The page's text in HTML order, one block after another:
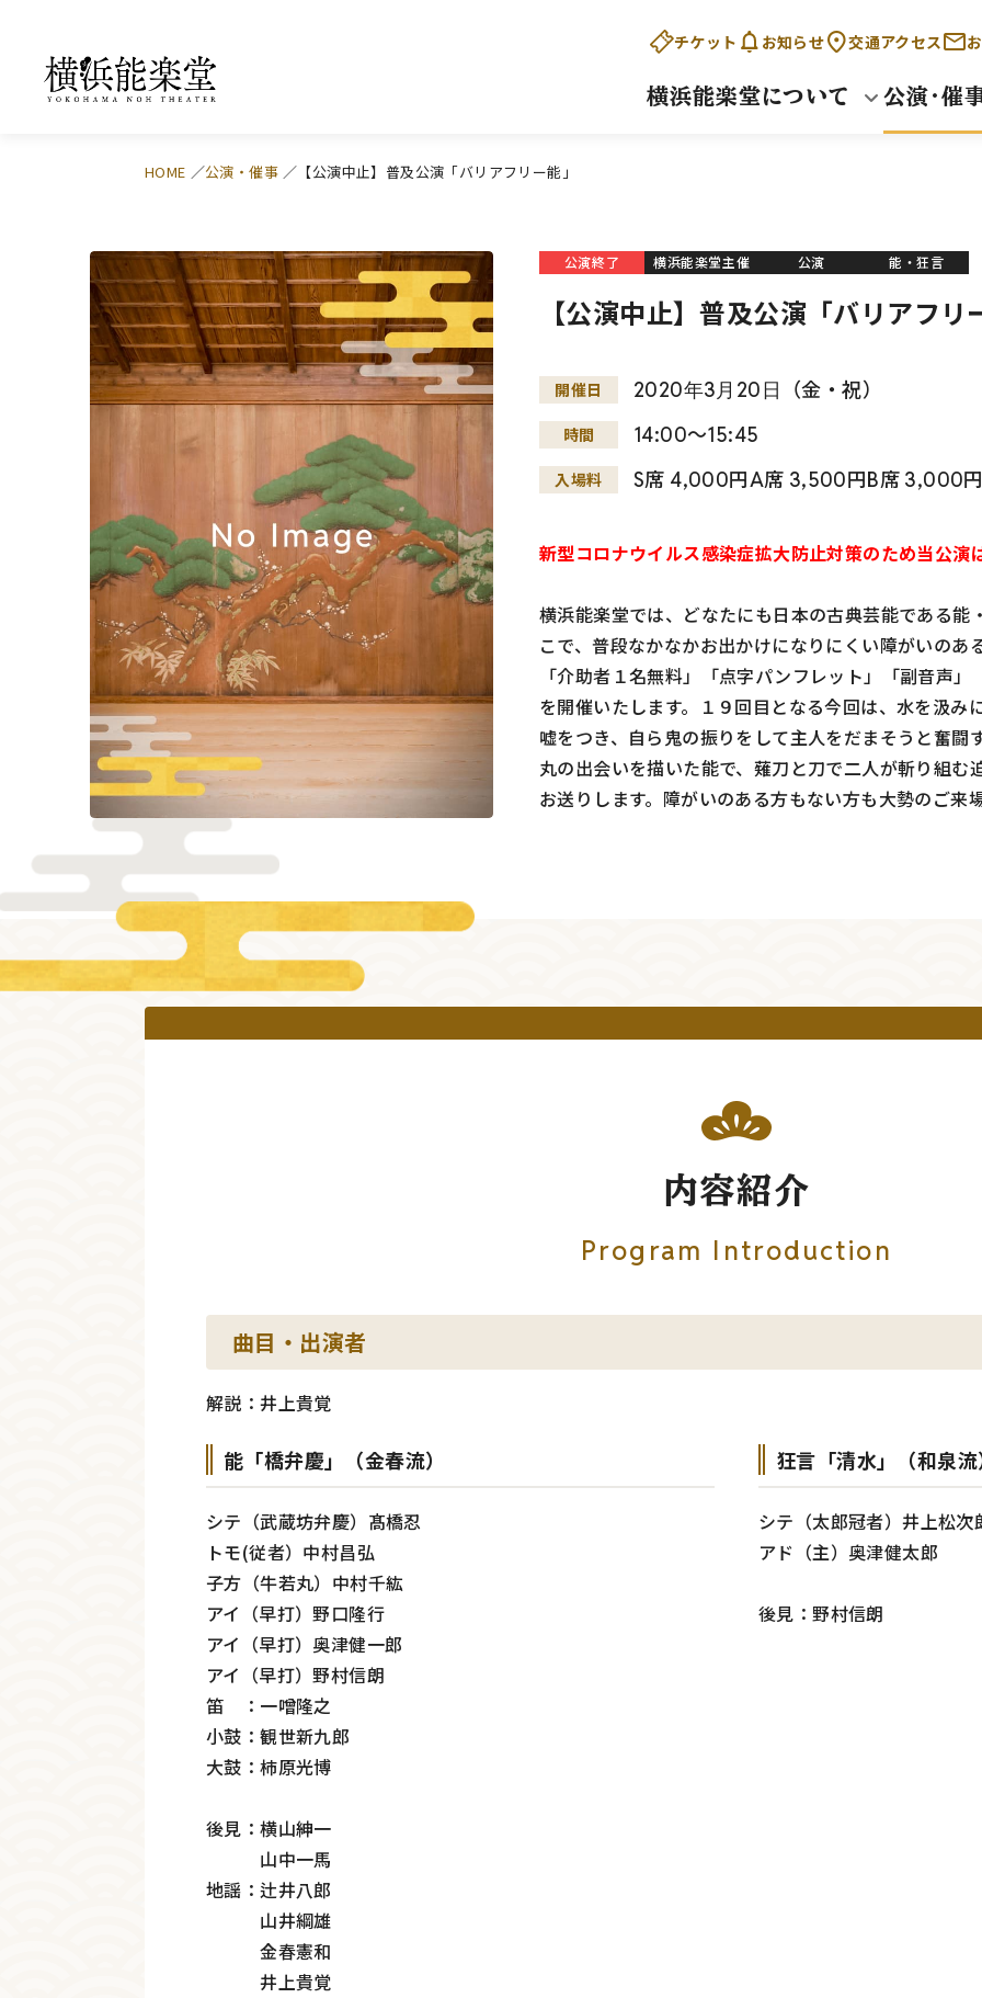
チケット お知らせ 交通アクセス
横浜能楽堂について 公演・催
HOME 公演・催事 【公演中止】普及公演「バリアフリー能」
公演終了 横浜能楽堂主催 公演 能・狂言
【公演中止】普及公演「バリアフリ
開催日 2020年3月 20日 （金・祝）
時間 14:00～15:45
入場料 S席 4,000円A席 3,500円B席 3,000
新型コロナウイルス感染症拡大防止対策のため当公演
横浜能楽堂では、どなたにも日本の古典芸能である
こで、普段なかなかお出かけになりにくい障がいの
「介助者１名無料」「点字パンフレット」「副音声
を開催いたします。１９回目となる今回は、水を汲
嘘をつき、自ら鬼の振りをして主人をだまそうと奮
丸の出会いを描いた能で、薙刀と刀で二人が斬り組
お送りします。障がいのある方もない方も大勢のご来
内容紹介
Program Introduction
曲目・出演者
解説：井上貴覚
能「橋弁慶」（金春流）
シテ（武蔵坊弁慶）髙橋忍
トモ(従者）中村昌弘
子方（牛若丸）中村千紘
アイ（早打）野口隆行
アイ（早打）奥津健一郎
アイ（早打）野村信朗
笛 ：一噌隆之
小鼓：観世新九郎
大鼓：柿原光博
後見：横山紳一
山中一馬
地謡：辻井八郎
山井綱雄
金春憲和
井上貴覚
狂言「清水」（和泉
シテ（太郎冠者）井上松次
アド（主）奥津健太郎
後見：野村信朗